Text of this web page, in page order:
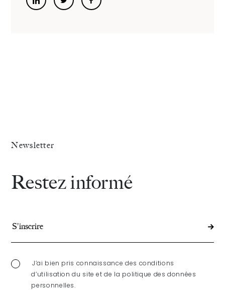
Newsletter
Restez informé
J’ai bien pris connaissance des conditions
d’utilisation du site et de la politique des données
personnelles.